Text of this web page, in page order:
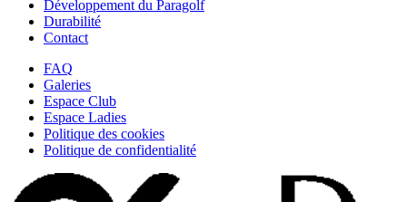
Développement du Paragolf
Durabilité
Contact
FAQ
Galeries
Espace Club
Espace Ladies
Politique des cookies
Politique de confidentialité